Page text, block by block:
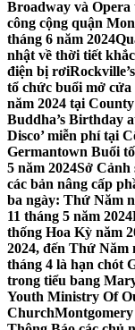
Broadway và
công cộng quận
tháng 6 năm 2024
nhật về thời tiết
điện bị rơi
tổ chức buổi mở
năm 2024 tại
Buddha’s Birthday
Disco’ miễn phí tại
Germantown Buổi
5 năm 2024Sở Cảnh
các bản nâng cấp
ba ngày: Thứ Năm
11 tháng 5 năm 2024
thống Hoa Kỳ năm
2024, đến Thứ Năm
tháng 4 là hạn chót
trong tiểu bang
Youth Ministry Of
Church